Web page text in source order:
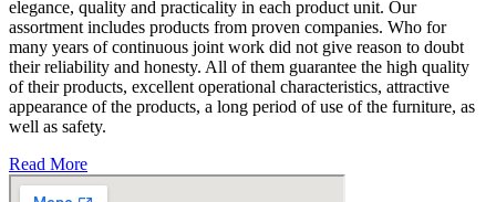
elegance, quality and practicality in each product unit. Our
assortment includes products from proven companies. Who for
many years of continuous joint work did not give reason to doubt
their reliability and honesty. All of them guarantee the high quality
of their products, excellent operational characteristics, attractive
appearance of the products, a long period of use of the furniture, as
well as safety.
Read More